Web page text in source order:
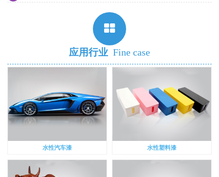
应用行业 Fine case
水性汽车漆 水性塑料漆